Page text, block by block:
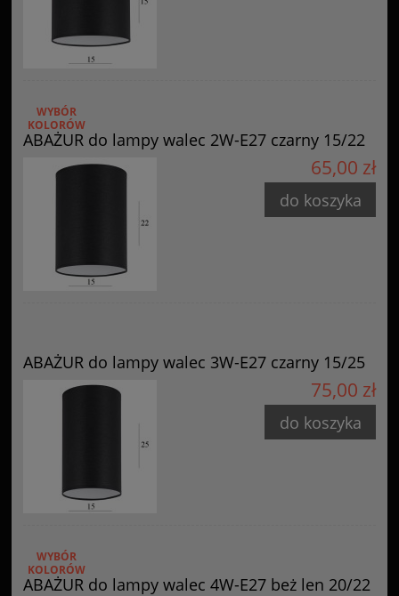
ABAŻUR do lampy walec 2W-E27 czarny 15/22
WYBÓR
KOLORÓW
65,00 zł
do koszyka
ABAŻUR do lampy walec 3W-E27 czarny 15/25
75,00 zł
do koszyka
ABAŻUR do lampy walec 4W-E27 beż len 20/22
WYBÓR
KOLORÓW